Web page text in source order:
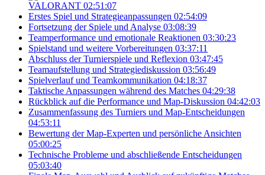
VALORANT 02:51:07
Erstes Spiel und Strategieanpassungen 02:54:09
Fortsetzung der Spiele und Analyse 03:08:39
Teamperformance und emotionale Reaktionen 03:30:23
Spielstand und weitere Vorbereitungen 03:37:11
Abschluss der Turnierspiele und Reflexion 03:47:45
Teamaufstellung und Strategiediskussion 03:56:49
Spielverlauf und Teamkommunikation 04:18:37
Taktische Anpassungen während des Matches 04:29:38
Rückblick auf die Performance und Map-Diskussion 04:42:03
Zusammenfassung des Turniers und Map-Entscheidungen
04:53:11
Bewertung der Map-Experten und persönliche Ansichten
05:00:25
Technische Probleme und abschließende Entscheidungen
05:03:40